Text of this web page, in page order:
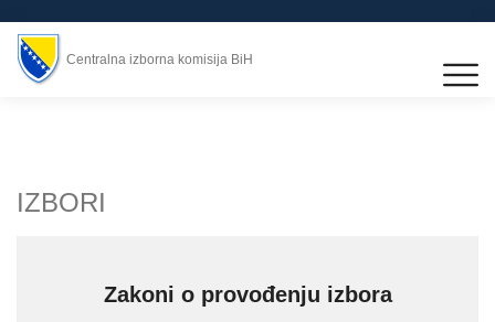
Centralna izborna komisija BiH
IZBORI
Zakoni o provođenju izbora